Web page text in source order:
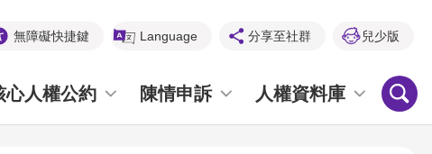
無障礙快捷鍵 Language 分享至社群 兒少版
心人權公約 陳情申訴 人權資料庫